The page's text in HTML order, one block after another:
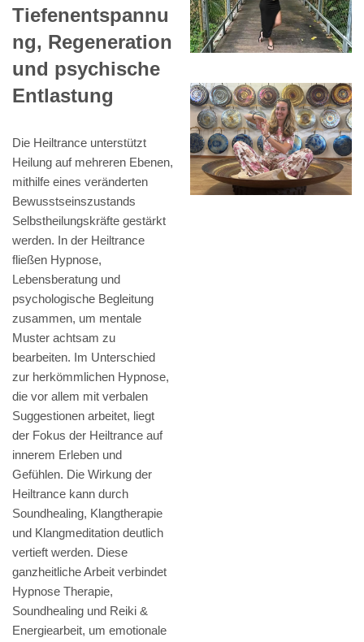
Tiefenentspannu
ng, Regeneration
und psychische
Entlastung
Die Heiltrance unterstützt
Heilung auf mehreren Ebenen,
mithilfe eines veränderten
Bewusstseinszustands
Selbstheilungskräfte gestärkt
werden. In der Heiltrance
fließen Hypnose,
Lebensberatung und
psychologische Begleitung
zusammen, um mentale
Muster achtsam zu
bearbeiten. Im Unterschied
zur herkömmlichen Hypnose,
die vor allem mit verbalen
Suggestionen arbeitet, liegt
der Fokus der Heiltrance auf
innerem Erleben und
Gefühlen. Die Wirkung der
Heiltrance kann durch
Soundhealing, Klangtherapie
und Klangmeditation deutlich
vertieft werden. Diese
ganzheitliche Arbeit verbindet
Hypnose Therapie,
Soundhealing und Reiki &
Energiearbeit, um emotionale